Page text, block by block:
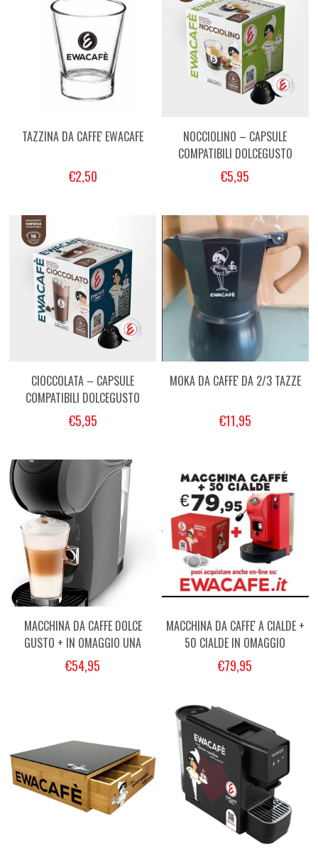
TAZZINA DA CAFFE' EWACAFE
€2,50
NOCCIOLINO – CAPSULE
COMPATIBILI DOLCEGUSTO
€5,95
CIOCCOLATA – CAPSULE
COMPATIBILI DOLCEGUSTO
€5,95
MOKA DA CAFFE' DA 2/3 TAZZE
€11,95
MACCHINA DA CAFFE DOLCE
GUSTO + IN OMAGGIO UNA
CONFEZIONE DI CAPSULE
€54,95
MACCHINA DA CAFFE' A CIALDE +
50 CIALDE IN OMAGGIO
€79,95